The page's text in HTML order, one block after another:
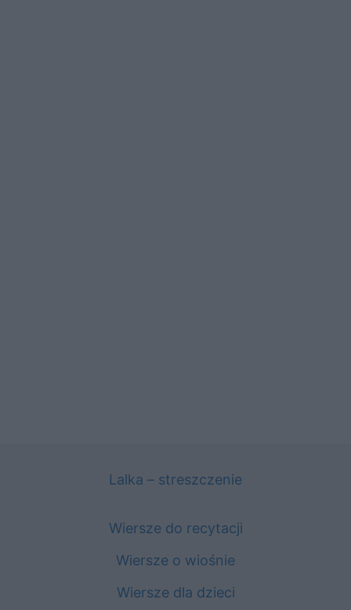
Lalka – streszczenie
Wiersze do recytacji
Wiersze o wiośnie
Wiersze dla dzieci